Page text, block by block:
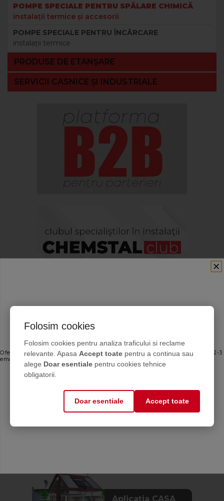
POMPE SPECIALE PENTRU SPĂLARE CHIMICĂ
instalaţii termice şi accesorii
POMPE SPECIALE PENTRU ÎNCĂRCARE
instalaţii termice
PRODUSE DE ETANȘARE
SERVICII CASNICE ȘI INDUSTRIALE
Calculator antigel
Aplicația CASA
Folosim cookies
Folosim cookies pentru analiza traficului si reclame
relevante. Apasa Accept toate pentru a continua sau
alege Doar esentiale pentru cookies tehnice
obligatorii.
Doar esentiale Accept toate
Ofertele bune, direct în inbox
Oferte personalizate și sfaturi de întreținere direct de la producător. Maximum 2-3
emailuri pe lună — fără spam.
Mă abonez